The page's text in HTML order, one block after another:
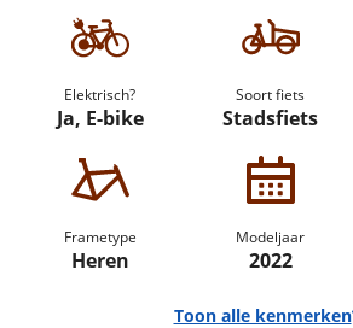
Elektrisch?
Ja, E-bike
Soort fiets
Stadsfiets
Frametype
Heren
Modeljaar
2022
Toon alle kenmerken